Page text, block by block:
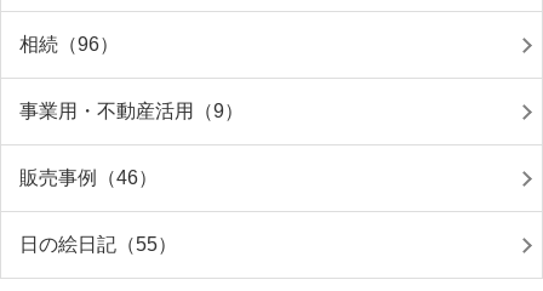
相続（96）
事業用・不動産活用（9）
販売事例（46）
日の絵日記（55）